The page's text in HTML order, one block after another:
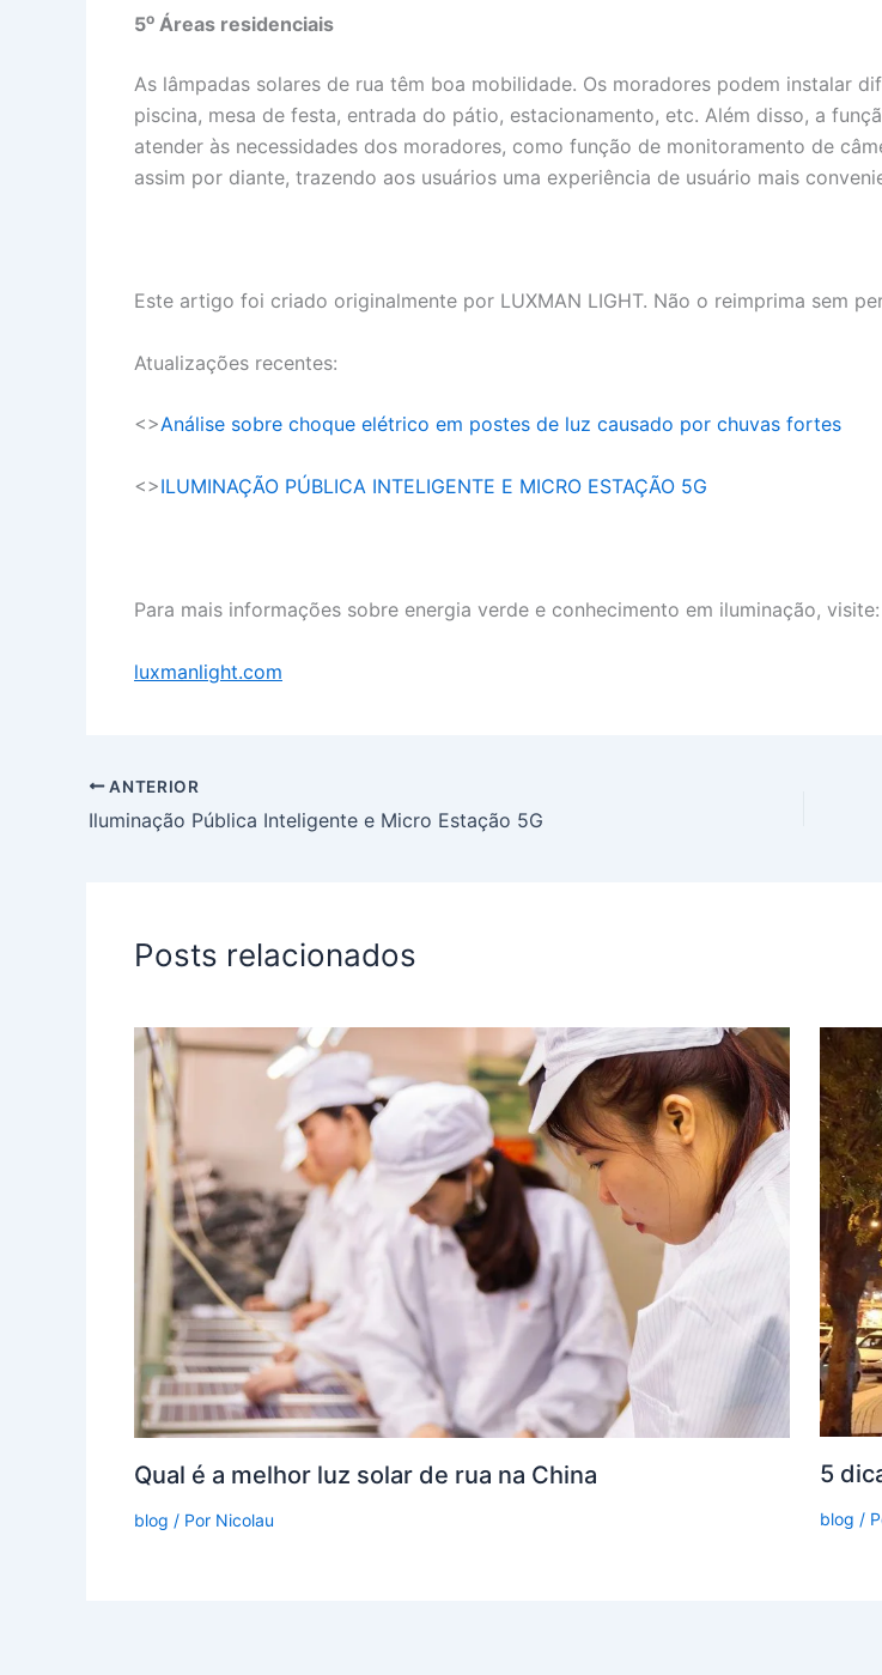
5o Áreas residenciais
As lâmpadas solares de rua têm boa mobilidade. Os moradores podem instalar
piscina, mesa de festa, entrada do pátio, estacionamento, etc. Além disso, a
atender às necessidades dos moradores, como função de monitoramento de
assim por diante, trazendo aos usuários uma experiência de usuário mais
Este artigo foi criado originalmente por LUXMAN LIGHT. Não o reimprima sem
Atualizações recentes:
<>Análise sobre choque elétrico em postes de luz causado por chuvas fortes
<>ILUMINAÇÃO PÚBLICA INTELIGENTE E MICRO ESTAÇÃO 5G
Para mais informações sobre energia verde e conhecimento em iluminação, visite:
luxmanlight.com
ANTERIOR
Iluminação Pública Inteligente e Micro Estação 5G
Posts relacionados
Qual é a melhor luz solar de rua na China
blog / Por Nicolau
5
blog /